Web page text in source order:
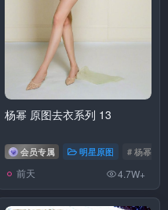
杨幂 原图去衣系列 13
会员专属 明星原图 # 杨幂
前天 4.7W+